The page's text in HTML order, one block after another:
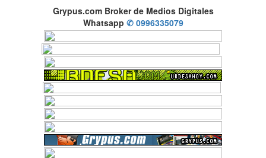
Grypus.com Broker de Medios Digitales
Whatsapp ✆ 0996335079